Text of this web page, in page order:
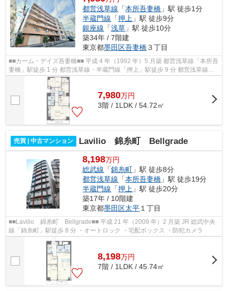
都営浅草線 「本所吾妻橋 」駅 徒歩1分
半蔵門線 「押上 」駅 徒歩9分
銀座線 「浅草 」駅 徒歩10分
築34年 / 7階建
東京都墨田区吾妻橋３丁目
■■カーム・デイズ吾妻橋■■ 平成 4 年（1992 年）5 月築 都営浅草線「本所吾
妻橋」駅徒歩 1 分 都営浅草線・半蔵門線「押上」駅徒歩 9 分 都営浅草線・
銀座線「浅草」駅徒 10 分
7,980万円
3階 / 1LDK / 54.72㎡
売買 | 中古マンション Lavilio 錦糸町 Bellgrade
8,198万円
総武線 「錦糸町 」駅 徒歩8分
都営浅草線 「本所吾妻橋 」駅 徒歩19分
半蔵門線 「押上 」駅 徒歩20分
築17年 / 10階建
東京都墨田区太平１丁目
■■Lavilio 錦糸町 Bellgrade■■ 平成 21 年（2009 年）2 月築 JR 総武中央
線「錦糸町」駅徒歩 8 分 ・オートロック ・宅配ボックス ・防犯カメラ
8,198万円
7階 / 1LDK / 45.74㎡